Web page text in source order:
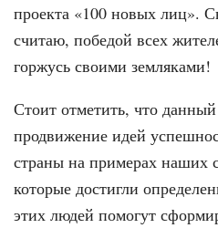
проекта «100 новых лиц».
считаю, победой всех
горжусь своими земляками!
Стоит отметить, что
продвижение идей
страны на примерах наших
которые достигли
этих людей помогут